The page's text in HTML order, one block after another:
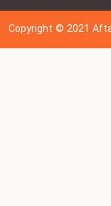
Copyright © 202 1